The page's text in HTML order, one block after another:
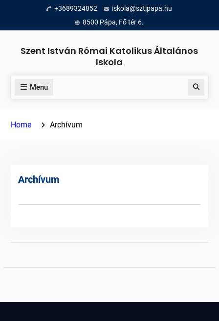
content
+3689324852
iskola@sztipapa.hu
8500 Pápa, Fő tér 6.
Szent István Római Katolikus Általános
Iskola
Menu Search
Home Archívum
Archívum